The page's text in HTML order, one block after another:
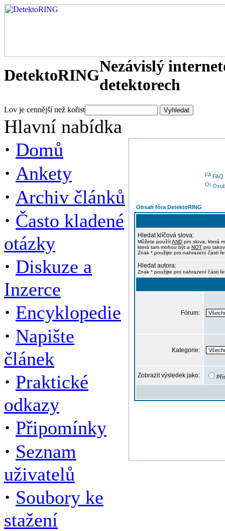
DetektoRINGNezávislý
detektorech
Lov je cennější než kořist
Hlavní nabídka
· Domů
· Ankety
· Archiv článků
· Často kladené
otázky
· Diskuze a
Inzerce
· Encyklopedie
· Napište
článek
· Praktické
odkazy
· Připomínky
· Seznam
uživatelů
· Soubory ke
stažení
FAQ
Obsah fóra DetektoRING
Hledat klíčová slova:
Můžete použítAND pro slova, která
která tam mohou být a NOT pro
Znak * použijte pro nahrazení části
Hledat autora:
Znak * použijte pro nahrazení části
Fórum:
Kategorie:
Zobrazit výsledek jako: